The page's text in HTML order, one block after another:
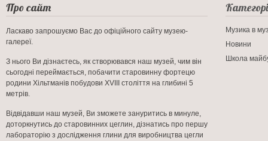
Про сайт
Ласкаво запрошуємо Вас до офіційного сайту музею-
галереї.
З нього Ви дізнаєтесь, як створювався наш музей, чим він
сьогодні переймається, побачити старовинну фортецю
родини Хільтманів побудови ХVIII століття на глибині 5
метрів.
Відвідавши наш музей, Ви зможете зануритись в минуле,
доторкнутись до старовинних цеглин, дізнатись про першу
лабораторію з дослідження глини для виробництва цегли
Музика в
Новини
Школа